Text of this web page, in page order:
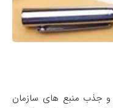
و جذب منبع های سازمان